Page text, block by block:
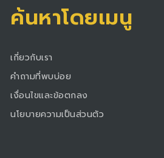
ค้นหาโดยเมนู
เกี่ยวกับเรา
คำถามที่พบบ่อย
เงื่อนไขและข้อตกลง
นโยบายความเป็นส่วนตัว